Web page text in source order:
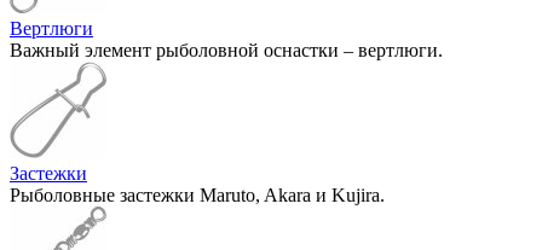
Вертлюги
Важный элемент рыболовной оснастки – вертлюги.
Застежки
Рыболовные застежки Maruto, Akara и Kujira.